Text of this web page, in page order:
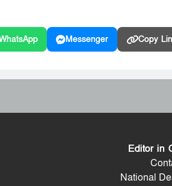
Messenger Copy
Editor in
National